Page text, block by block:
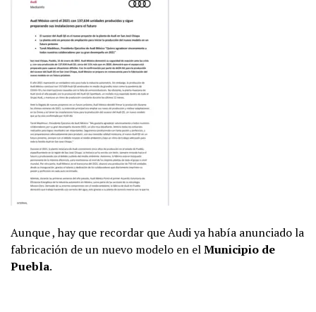
Aunque , hay que recordar que Audi ya había anunciado la
fabricación de un nuevo modelo en elMunicipio de
Puebla.